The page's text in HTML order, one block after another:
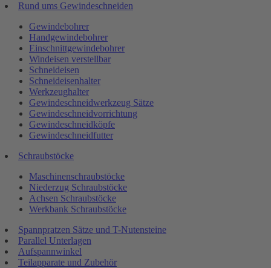
Rund ums Gewindeschneiden
Gewindebohrer
Handgewindebohrer
Einschnittgewindebohrer
Windeisen verstellbar
Schneideisen
Schneideisenhalter
Werkzeughalter
Gewindeschneidwerkzeug Sätze
Gewindeschneidvorrichtung
Gewindeschneidköpfe
Gewindeschneidfutter
Schraubstöcke
Maschinenschraubstöcke
Niederzug Schraubstöcke
Achsen Schraubstöcke
Werkbank Schraubstöcke
Spannpratzen Sätze und T-Nutensteine
Parallel Unterlagen
Aufspannwinkel
Teilapparate und Zubehör